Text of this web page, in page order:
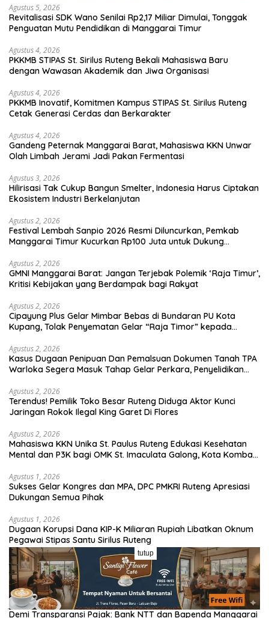
Agustus 5, 2026
Revitalisasi SDK Wano Senilai Rp2,17 Miliar Dimulai, Tonggak
Penguatan Mutu Pendidikan di Manggarai Timur
Agustus 4, 2026
PKKMB STIPAS St. Sirilus Ruteng Bekali Mahasiswa Baru
dengan Wawasan Akademik dan Jiwa Organisasi
Agustus 4, 2026
PKKMB Inovatif, Komitmen Kampus STIPAS St. Sirilus Ruteng
Cetak Generasi Cerdas dan Berkarakter
Agustus 4, 2026
Gandeng Peternak Manggarai Barat, Mahasiswa KKN Unwar
Olah Limbah Jerami Jadi Pakan Fermentasi
Agustus 3, 2026
Hilirisasi Tak Cukup Bangun Smelter, Indonesia Harus Ciptakan
Ekosistem Industri Berkelanjutan
Agustus 2, 2026
Festival Lembah Sanpio 2026 Resmi Diluncurkan, Pemkab
Manggarai Timur Kucurkan Rp100 Juta untuk Dukung
Agustus 2, 2026
GMNI Manggarai Barat: Jangan Terjebak Polemik ‘Raja Timur’,
Kritisi Kebijakan yang Berdampak bagi Rakyat
Agustus 2, 2026
Cipayung Plus Gelar Mimbar Bebas di Bundaran PU Kota
Kupang, Tolak Penyematan Gelar “Raja Timor” kepada
Agustus 2, 2026
Kasus Dugaan Penipuan Dan Pemalsuan Dokumen Tanah TPA
Warloka Segera Masuk Tahap Gelar Perkara, Penyelidikan
Agustus 2, 2026
Terendus! Pemilik Toko Besar Ruteng Diduga Aktor Kunci
Jaringan Rokok Ilegal King Garet Di Flores
Agustus 2, 2026
Mahasiswa KKN Unika St. Paulus Ruteng Edukasi Kesehatan
Mental dan P3K bagi OMK St. Imaculata Galong, Kota Komba
Agustus 1, 2026
Sukses Gelar Kongres dan MPA, DPC PMKRI Ruteng Apresiasi
Dukungan Semua Pihak
Agustus 1, 2026
Dugaan Korupsi Dana KIP-K Miliaran Rupiah Libatkan Oknum
Pegawai Stipas Santu Sirilus Ruteng
Agustus 1, 2026
Gerak Cepat! URC Reskrim Polres Matim Amankan Pelaku
Dugaan Pengeroyokan Di Jawang Golo Kantar
Juli 31, 2026
​Demi Transparansi Pajak: Bank NTT dan Bapenda Manggarai
tutup